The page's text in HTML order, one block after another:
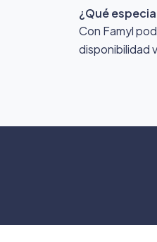
¿Qué
Con Famyl
disponibilidad